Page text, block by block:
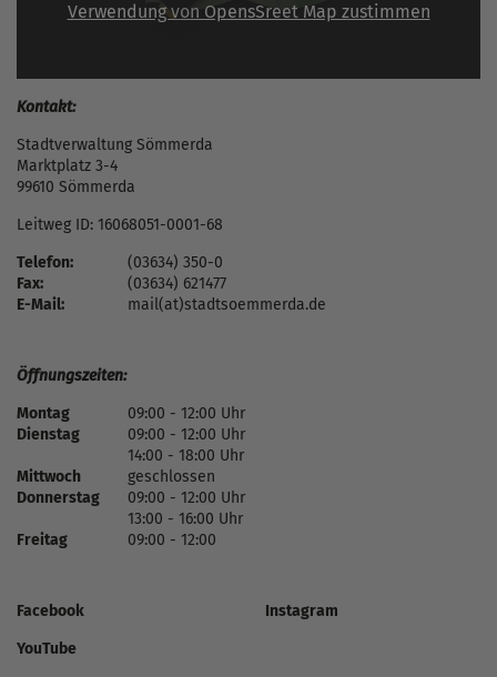
Verwendung von OpensSreet Map zustimmen
Kontakt:
Stadtverwaltung Sömmerda
Marktplatz 3-4
99610 Sömmerda
Leitweg ID: 16068051-0001-68
Telefon:
(03634) 350-0
Fax:
(03634) 621477
E-Mail:
mail(at)stadtsoemmerda.de
Öffnungszeiten:
Montag
09:00 - 12:00 Uhr
Dienstag
09:00 - 12:00 Uhr
14:00 - 18:00 Uhr
Mittwoch
geschlossen
Donnerstag
09:00 - 12:00 Uhr
13:00 - 16:00 Uhr
Freitag
09:00 - 12:00
Facebook
Instagram
YouTube